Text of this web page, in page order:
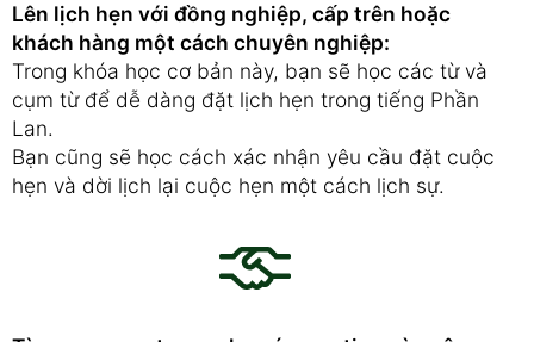
Lên lịch hẹn với đồng nghiệp, cấp trên hoặc
khách hàng một cách chuyên nghiệp:
Trong khóa học cơ bản này, bạn sẽ học các từ và
cụm từ để dễ dàng đặt lịch hẹn trong tiếng Phần
Lan.
Bạn cũng sẽ học cách xác nhận yêu cầu đặt cuộc
hẹn và dời lịch lại cuộc hẹn một cách lịch sự.